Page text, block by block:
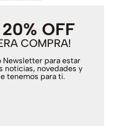
20% OFF
COMPRA!
Newsletter para estar
noticias, novedades y
tenemos para ti.